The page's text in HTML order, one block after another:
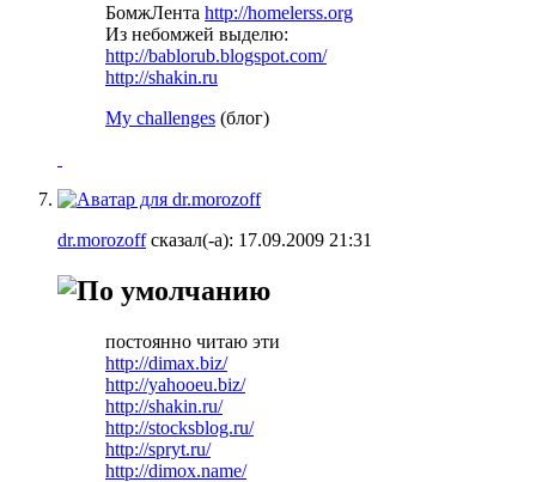
БомжЛента http://homelerss.org
Из небомжей выделю:
http://bablorub.blogspot.com/
http://shakin.ru
My challenges (блог)
dr.morozoffсказал(-а): 17.09.2009 21:31
постоянно читаю эти
http://dimax.biz/
http://yahooeu.biz/
http://shakin.ru/
http://stocksblog.ru/
http://spryt.ru/
http://dimox.name/